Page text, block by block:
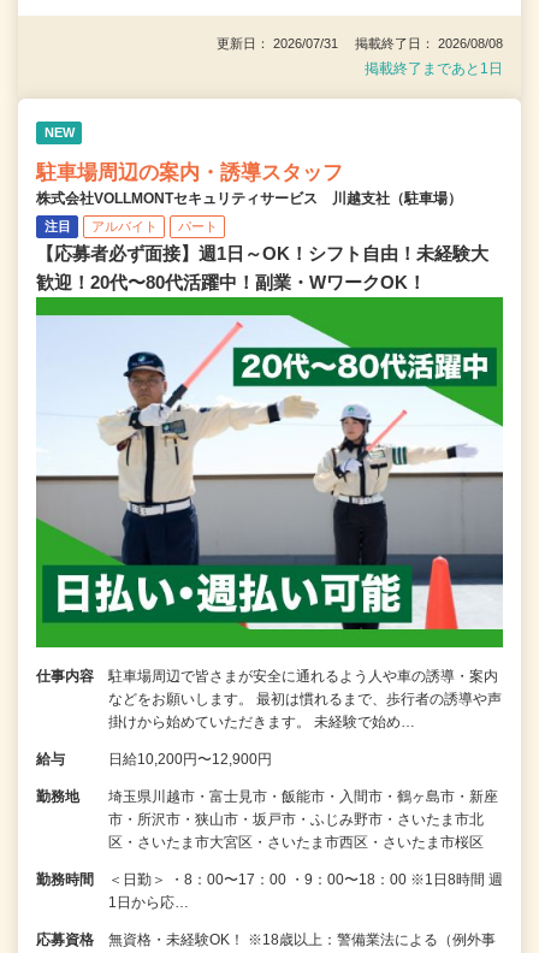
更新日： 2026/07/31 掲載終了日： 2026/08/08
掲載終了まであと1日
NEW
駐車場周辺の案内・誘導スタッフ
株式会社VOLLMONTセキュリティサービス 川越支社（駐車場）
注目 アルバイト パート
【応募者必ず面接】週1日～OK！シフト自由！未経験大
歓迎！20代〜80代活躍中！副業・WワークOK！
仕事内容
駐車場周辺で皆さまが安全に通れるよう人や車の誘導・案内
などをお願いします。 最初は慣れるまで、歩行者の誘導や声
掛けから始めていただきます。 未経験で始め…
給与 日給10,200円〜12,900円
勤務地
埼玉県川越市・富士見市・飯能市・入間市・鶴ヶ島市・新座
市・所沢市・狭山市・坂戸市・ふじみ野市・さいたま市北
区・さいたま市大宮区・さいたま市西区・さいたま市桜区
勤務時間
＜日勤＞ ・8：00〜17：00 ・9：00〜18：00 ※1日8時間 週
1日から応…
応募資格
無資格・未経験OK！ ※18歳以上：警備業法による（例外事